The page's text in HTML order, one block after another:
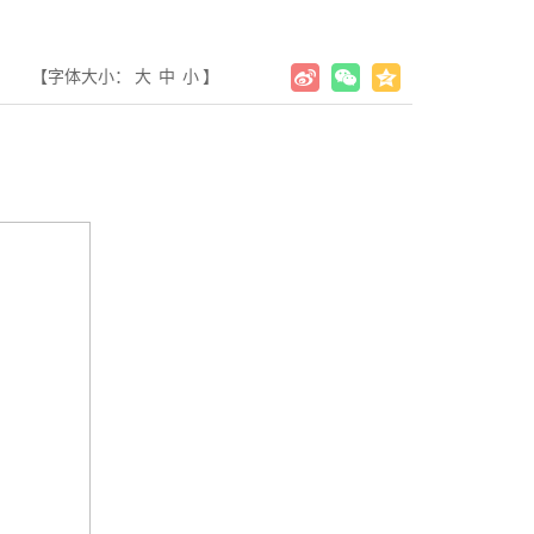
【字体大小： 大 中 小 】